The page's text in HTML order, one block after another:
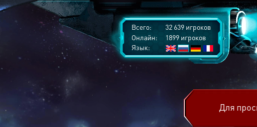
Всего:
32 639 игроков
Онлайн:
1899 игроков
Язык:
Для